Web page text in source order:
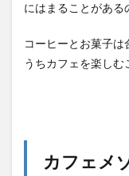
にはまることがある
コーヒーとお菓子
うちカフェを楽しむ
カフェメ